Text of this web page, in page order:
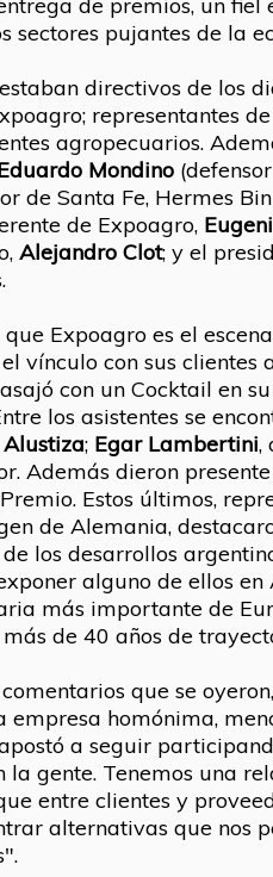
sectores pujantes de la
directivos de los
representantes
agropecuarios.
Mondino
de Santa Fe, Hermes
de Expoagro,
Alejandro Clot; y el
Expoagro es el
vínculo con sus clientes
con un Cocktail en
los asistentes se
Alustiza; Egar Lambertini,
Además dieron
Estos últimos,
de Alemania,
los desarrollos
alguno de ellos
más importante de
de 40 años de
que se oyeron,
empresa homónima,
a seguir
la gente. Tenemos una
entre clientes y
alternativas que nos